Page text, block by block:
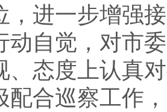
，进一步增强
动自觉，对市
、态度上认真
配合巡察工作